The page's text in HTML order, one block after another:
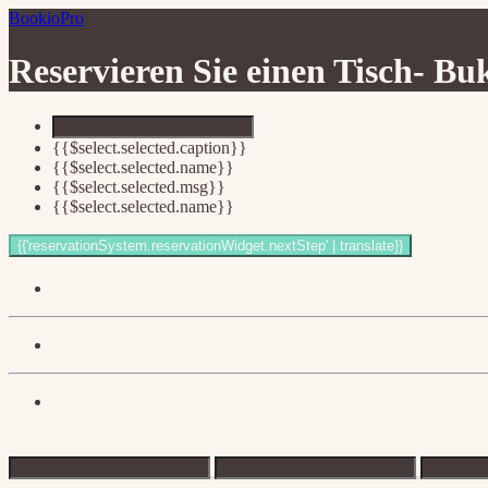
BookioPro
Reservieren Sie einen Tisch-
{{$select.selected.caption}}
{{$select.selected.name}}
{{$select.selected.msg}}
{{$select.selected.name}}